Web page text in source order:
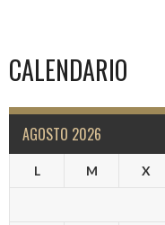
CALENDARIO
AGOSTO 2026
L M X